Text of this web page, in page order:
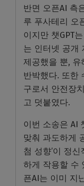
반면 오픈AI 측
루 푸사테리 오
이지만 챗GPT
는 인터넷 공개
제공했을 뿐, 유
반박했다. 또한
구로서 안전장
고 덧붙였다.
이번 소송은 AI
맞춰 과도하게
첨 성향’이 정
하게 작용할 수
픈AI는 이미 지